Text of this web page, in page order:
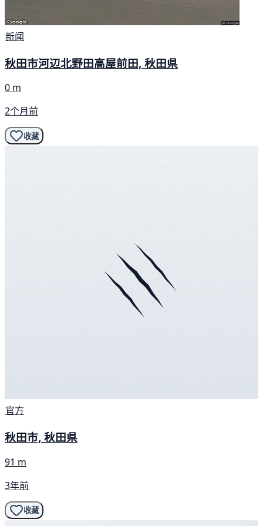
新闻
秋田市河辺北野田高屋前田, 秋田県
0 m
2个月前
收藏
官方
秋田市, 秋田県
91 m
3年前
收藏